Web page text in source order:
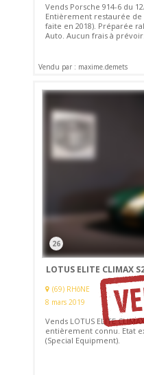
Vends Porsche 914-6 du
Entièrement restaurée de
faite en 2018). Préparée
Auto. Aucun frais à prévoir.
Vendu par : maxime.demets
26
LOTUS ELITE CLIMAX
(69) RHôNE
8 mars 2019
Vends LOTUS ELITE
entièrement connu. Etat
(Special Equipment).